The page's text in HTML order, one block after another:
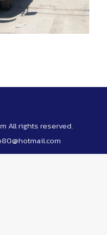
All rights reserved.